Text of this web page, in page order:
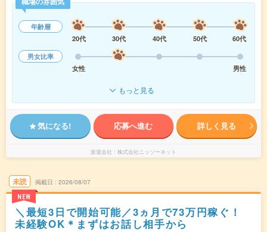
年齢層
20代
30代 40代 50代
60代
男女比率
女性
男性
もっと見る
気になる! 応募へ進む 詳しく見る
派遣会社 株式会社ニッソーネット
未読
NEW
掲載日 2026/08/07
＼最短3日で開始可能／3ヵ月で73万円稼ぐ！
未経験OK＊まずはお話し相手から